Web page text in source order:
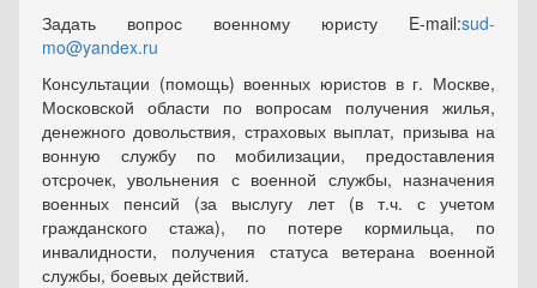
Задать вопрос военному юристу E-mail:sud-
mo@yandex.ru
Консультации (помощь) военных юристов в г. Москве,
Московской области по вопросам получения жилья,
денежного довольствия, страховых выплат, призыва на
вонную службу по мобилизации, предоставления
отсрочек, увольнения с военной службы, назначения
военных пенсий (за выслугу лет (в т.ч. с учетом
гражданского стажа), по потере кормильца, по
инвалидности, получения статуса ветерана военной
службы, боевых действий.